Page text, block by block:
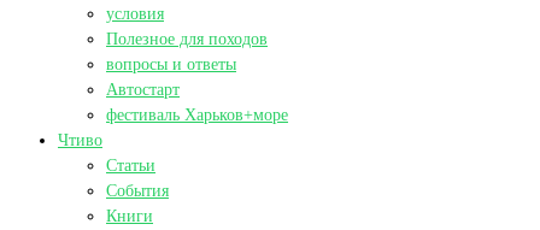
условия
Полезное для походов
вопросы и ответы
Автостарт
фестиваль Харьков+море
Чтиво
Статьи
События
Книги